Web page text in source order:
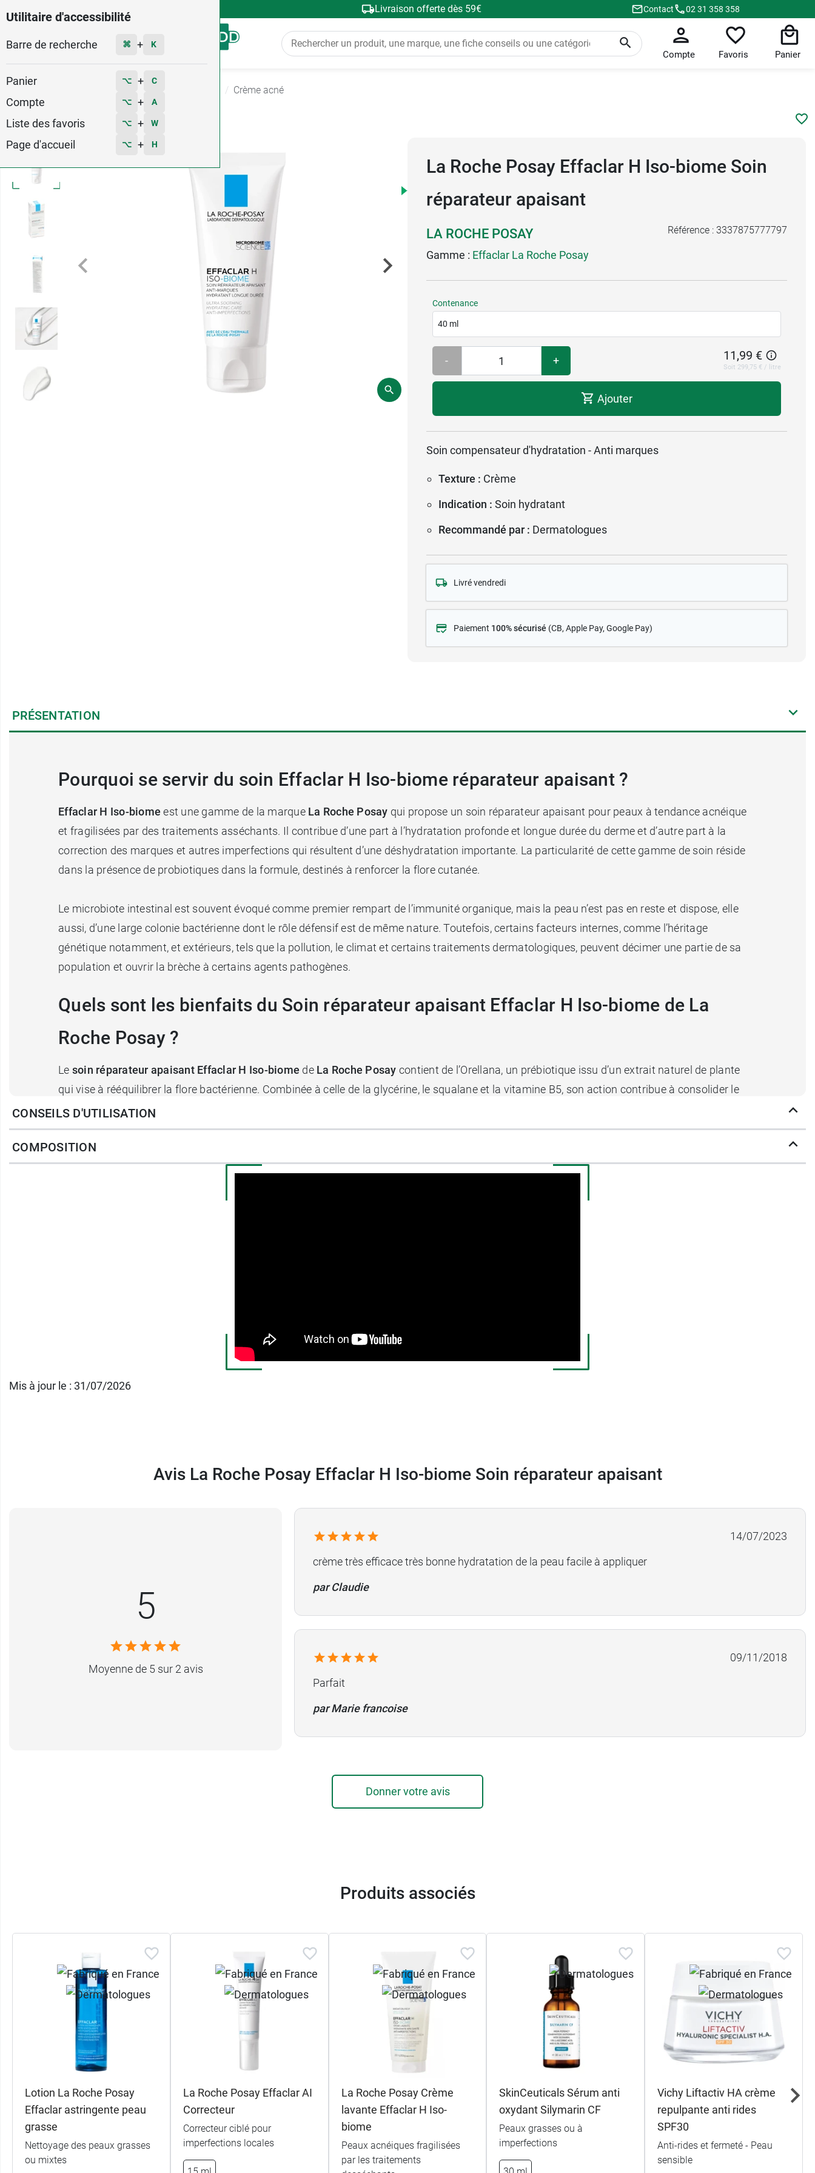
Utilitaire d'accessibilité
Barre de recherche ⌘ + K
Panier ⌥ + C
Compte ⌥ + A
Liste des favoris ⌥ + W
Page d'accueil ⌥ + H
Livraison offerte dès 59€ Contact 02 31 358 358
Menu
Compte Favoris Panier
Crème acné
2
La Roche Posay Effaclar H Iso-biome Soin
réparateur apaisant
LA ROCHE POSAY
Gamme : Effaclar La Roche Posay
Référence : 3337875777797
Contenance
40 ml
- + 11,99 €
Soit 299,75 € / litre
Ajouter
Soin compensateur d'hydratation - Anti marques
Texture : Crème
Indication : Soin hydratant
Recommandé par : Dermatologues
Livré vendredi
Paiement 100% sécurisé (CB, Apple Pay, Google Pay)
PRÉSENTATION
Pourquoi se servir du soin Effaclar H Iso-biome réparateur apaisant ?
Effaclar H Iso-biome est une gamme de la marque La Roche Posay qui propose un soin réparateur apaisant pour peaux à tendance acnéique
et fragilisées par des traitements asséchants. Il contribue d’une part à l’hydratation profonde et longue durée du derme et d’autre part à la
correction des marques et autres imperfections qui résultent d’une déshydratation importante. La particularité de cette gamme de soin réside
dans la présence de probiotiques dans la formule, destinés à renforcer la flore cutanée.
Le microbiote intestinal est souvent évoqué comme premier rempart de l’immunité organique, mais la peau n’est pas en reste et dispose, elle
aussi, d’une large colonie bactérienne dont le rôle défensif est de même nature. Toutefois, certains facteurs internes, comme l’héritage
génétique notamment, et extérieurs, tels que la pollution, le climat et certains traitements dermatologiques, peuvent décimer une partie de sa
population et ouvrir la brèche à certains agents pathogènes.
Quels sont les bienfaits du Soin réparateur apaisant Effaclar H Iso-biome de La
Roche Posay ?
Le soin réparateur apaisant Effaclar H Iso-biome de La Roche Posay contient de l’Orellana, un prébiotique issu d’un extrait naturel de plante
qui vise à rééquilibrer la flore bactérienne. Combinée à celle de la glycérine, le squalane et la vitamine B5, son action contribue à consolider le
filme hydrolipidique et à réduire les imperfections de manière à stimuler la réhydratation du derme.
De plus, l’
favoriser la régénération cellulaire et apaiser irritations et rougeurs. Sa texture onctueuse s’applique très facilement et procure une sensation de
CONSEILS D'UTILISATION
COMPOSITION
Mis à jour le : 31/07/2026
Avis La Roche Posay Effaclar H Iso-biome Soin réparateur apaisant
5
Moyenne de 5 sur 2 avis
14/07/2023
crème très efficace très bonne hydratation de la peau facile à appliquer
par Claudie
09/11/2018
Parfait
par Marie francoise
Donner votre avis
Produits associés
Lotion La Roche Posay
Effaclar astringente peau
grasse
Nettoyage des peaux grasses
ou mixtes
La Roche Posay Effaclar AI
Correcteur
Correcteur ciblé pour
imperfections locales
La Roche Posay Crème
lavante Effaclar H Iso-
biome
Peaux acnéiques fragilisées
par les traitements
SkinCeuticals Sérum anti
oxydant Silymarin CF
Peaux grasses ou à
imperfections
Vichy Liftactiv HA crème
repulpante anti rides
SPF30
Anti-rides et fermeté - Peau
sensible